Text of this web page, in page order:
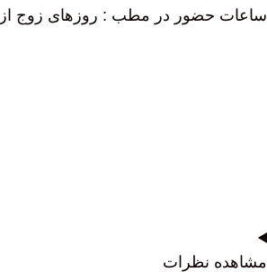
ساعات حضور در مطب : روزهای زوج از ساعت
مشاهده نظرات